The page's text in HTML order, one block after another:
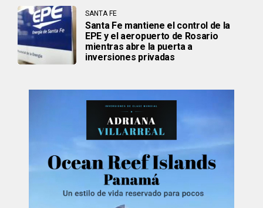
SANTA FE
Santa Fe mantiene el control de la
EPE y el aeropuerto de Rosario
mientras abre la puerta a
inversiones privadas